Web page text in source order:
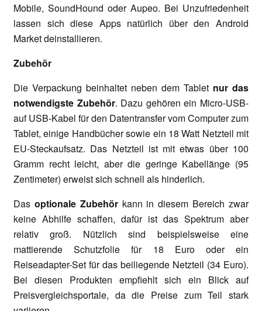
Mobile, SoundHound oder Aupeo. Bei Unzufriedenheit
lassen sich diese Apps natürlich über den Android
Market deinstallieren.
Zubehör
Die Verpackung beinhaltet neben dem Tablet nur das
notwendigste Zubehör. Dazu gehören ein Micro-USB-
auf USB-Kabel für den Datentransfer vom Computer zum
Tablet, einige Handbücher sowie ein 18 Watt Netzteil mit
EU-Steckaufsatz. Das Netzteil ist mit etwas über 100
Gramm recht leicht, aber die geringe Kabellänge (95
Zentimeter) erweist sich schnell als hinderlich.
Das optionale Zubehör kann in diesem Bereich zwar
keine Abhilfe schaffen, dafür ist das Spektrum aber
relativ groß. Nützlich sind beispielsweise eine
mattierende Schutzfolie für 18 Euro oder ein
Reiseadapter-Set für das beiliegende Netzteil (34 Euro).
Bei diesen Produkten empfiehlt sich ein Blick auf
Preisvergleichsportale, da die Preise zum Teil stark